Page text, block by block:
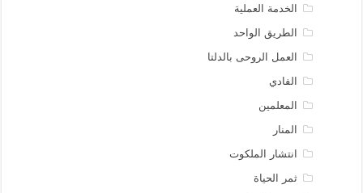
الخدمة العملية
الطريق الواحد
العمل الروحى بالدلتا
الفادي
المعلمين
المنار
انتشار الملكوت
ثمر الحياة